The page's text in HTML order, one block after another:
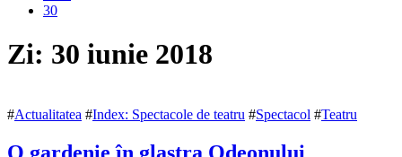
30
Zi: 30 iunie 2018
#Actualitatea #Index: Spectacole de teatru #Spectacol #Teatru
O gardenie în glastra Odeonului